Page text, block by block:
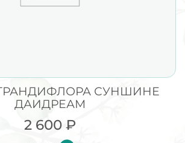
СУНШИНЕ
ДАИДРЕАМ
2 600 ₽